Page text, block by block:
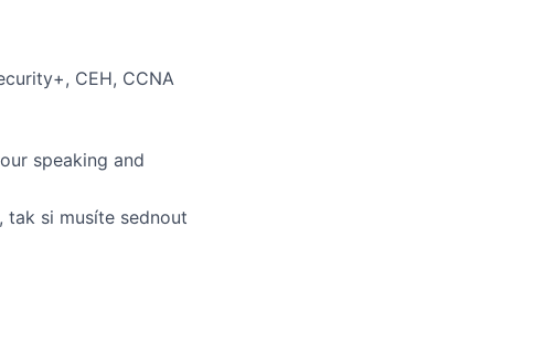
CEH, CCNA
speaking and
tak si musíte sednout